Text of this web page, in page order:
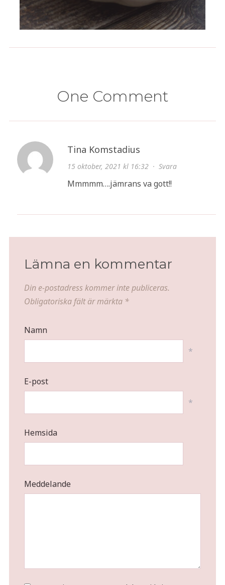
One Comment
Tina Komstadius
15 oktober, 2021 kl 16:32· Svara
Mmmmm….jämrans va gott!!
Lämna en kommentar
Din e-postadress kommer inte publiceras.
Obligatoriska fält är märkta *
Namn
*
E-post
*
Hemsida
Meddelande